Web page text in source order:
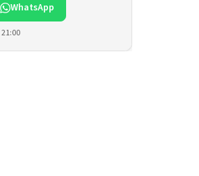
WhatsApp